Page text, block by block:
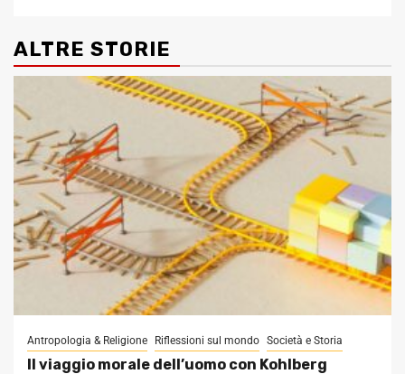
ALTRE STORIE
Antropologia & Religione Riflessioni sul mondo Società e Storia
Il viaggio morale dell’uomo con Kohlberg